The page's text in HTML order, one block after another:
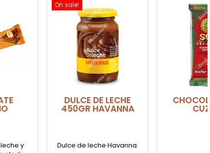
y
On sale!
DULCE DE LECHE
450GR HAVANNA
Dulce de leche Havanna.